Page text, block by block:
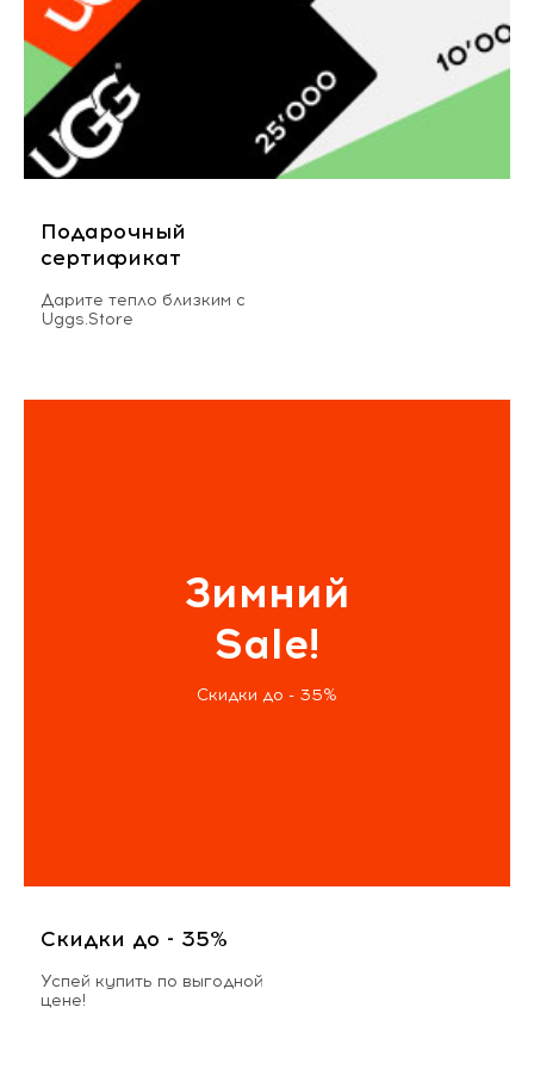
Подарочный
сертификат
Дарите тепло близким с
Uggs.Store
Зимний
Sale!
Скидки до - 35%
Скидки до - 35%
Успей купить по выгодной
цене!